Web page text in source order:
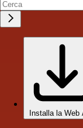
Installa la Web